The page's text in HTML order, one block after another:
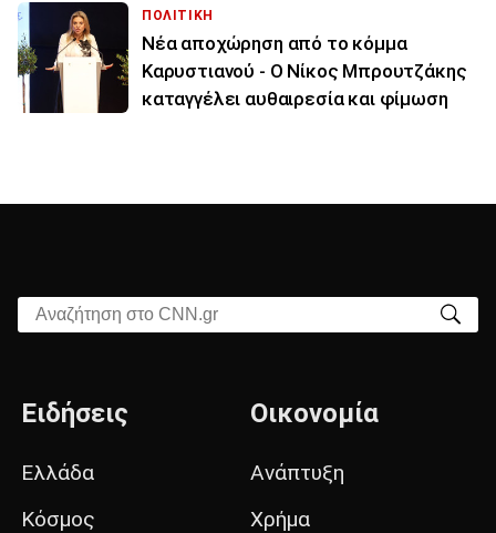
ΠΟΛΙΤΙΚΗ
Νέα αποχώρηση από το κόμμα
Καρυστιανού - Ο Νίκος Μπρουτζάκης
καταγγέλει αυθαιρεσία και φίμωση
Αναζήτηση στο CNN.gr
Ειδήσεις
Ελλάδα
Κόσμος
Οικονομία
Ανάπτυξη
Χρήμα